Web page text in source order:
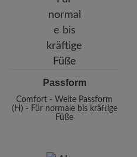
Passform
Comfort - Weite Passform
(H) - Für normale bis kräftige
Füße